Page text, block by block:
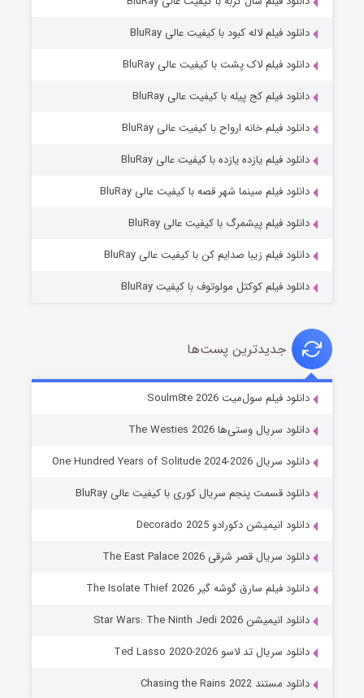
خاندان اژدها فصل ۳
جادوگری در مغولستان
قسمت 14 (زیرنویس) منتشر شد
دانلود فیلم لاله کبود با کیفیت عالی BluRay
دانلود فیلم لاک پشت با کیفیت عالی BluRay
دانلود فیلم کج‌ پیله با کیفیت عالی BluRay
دانلود فیلم خانه ارواح با کیفیت عالی BluRay
دانلود فیلم یازده یازده با کیفیت عالی BluRay
دانلود فیلم سینما شهر قصه با کیفیت عالی BluRay
دانلود فیلم پیشمرگ با کیفیت عالی BluRay
دانلود فیلم زیبا صدایم کن با کیفیت عالی BluRay
دانلود فیلم کوکتل مولوتوف با کیفیت BluRay
جدیدترین پست‌ها
دانلود فیلم سول‌میت Soulm8te 2026
دانلود سریال وستی‌ها The Westies 2026
دانلود سریال One Hundred Years of Solitude 2024-2026
دانلود قسمت پنجم سریال کوری با کیفیت عالی BluRay
دانلود انیمیشن دکورادو Decorado 2025
دانلود سریال قصر شرقی The East Palace 2026
دانلود فیلم سارق گوشه گیر The Isolate Thief 2026
دانلود انیمیشن Star Wars: The Ninth Jedi 2026
دانلود سریال تد لاسو Ted Lasso 2020-2026
دانلود مستند Chasing the Rains 2022